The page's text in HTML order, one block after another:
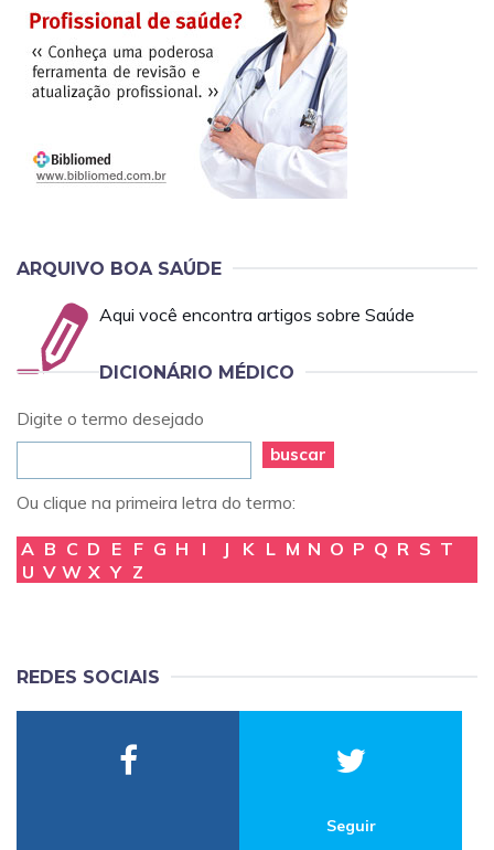
ARQUIVO BOA SAÚDE
Aqui você encontra artigos sobre Saúde
DICIONÁRIO MÉDICO
Digite o termo desejado
buscar
Ou clique na primeira letra do termo:
A B C D E F G H I J K L M N O P Q R S T
U V W X Y Z
REDES SOCIAIS
Seguir